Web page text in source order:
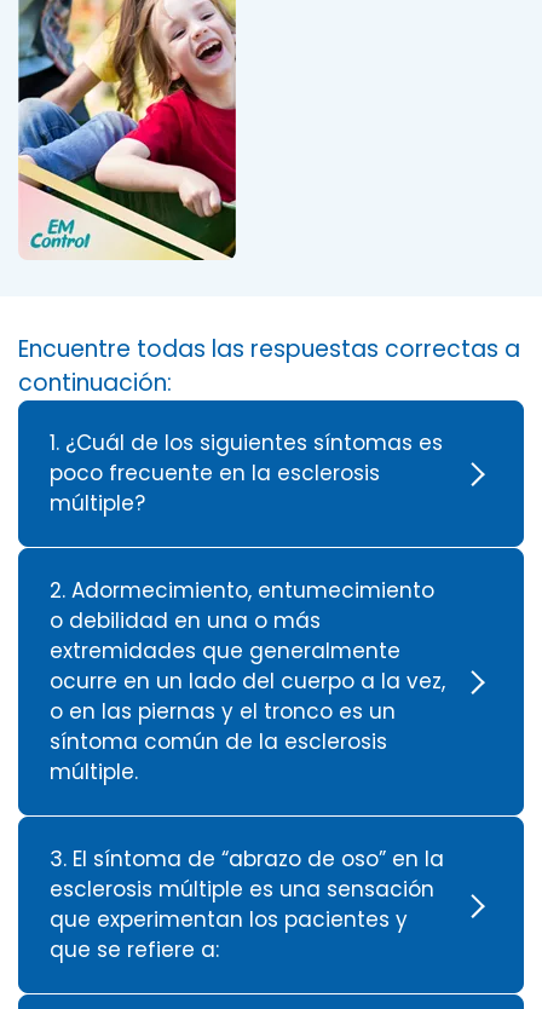
Encuentre todas las respuestas correctas a
continuación:
1. ¿Cuál de los siguientes síntomas es
poco frecuente en la esclerosis
múltiple?
2. Adormecimiento, entumecimiento
o debilidad en una o más
extremidades que generalmente
ocurre en un lado del cuerpo a la vez,
o en las piernas y el tronco es un
síntoma común de la esclerosis
múltiple.
3. El síntoma de “abrazo de oso” en la
esclerosis múltiple es una sensación
que experimentan los pacientes y
que se refiere a: